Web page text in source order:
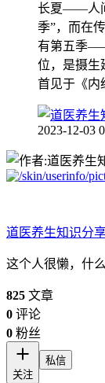
长夏——人
季”，而在
有第五季
位，是摄生
首见于《内
2023-12-03
道医养生知识分
这个人很懒，什
825 文章
0 评论
0 粉丝
关注
私信